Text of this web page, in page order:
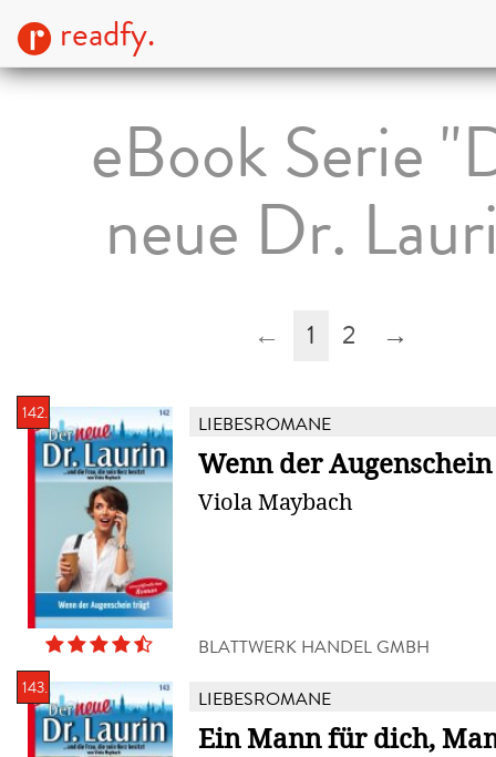
readfy.
eBook Serie
neue Dr.
← 1 2 →
142. LIEBESROMANE
Wenn der
Viola Maybach
BLATTWERK HANDEL GMBH
143. LIEBESROMANE
Ein Mann für dich,